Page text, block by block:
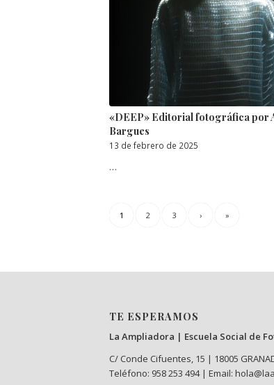
«DEEP» Editorial fotográfica por
Bargues
13 de febrero de 2025
…
1 2 3 › »
TE ESPERAMOS
La Ampliadora | Escuela Social de
C/ Conde Cifuentes, 15 | 18005
Teléfono: 958 253 494 | Email: